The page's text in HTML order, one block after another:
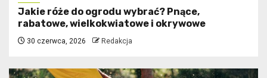
Jakie róże do ogrodu wybrać? Pnące,
rabatowe, wielkokwiatowe i okrywowe
30 czerwca, 2026 Redakcja